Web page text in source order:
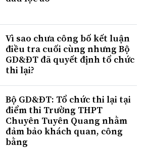
Vì sao chưa công bố kết luận
điều tra cuối cùng nhưng Bộ
GD&ĐT đã quyết định tổ chức
thi lại?
Bộ GD&ĐT: Tổ chức thi lại tại
điểm thi Trường THPT
Chuyên Tuyên Quang nhằm
đảm bảo khách quan, công
bằng